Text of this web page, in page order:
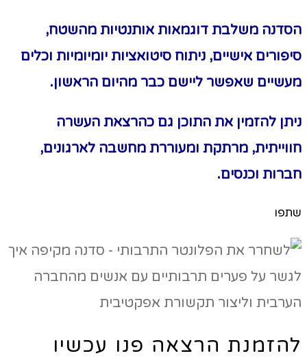
הסדנה משלבת דוגמאות אותנטיות מהשטח,
סיפורים אישיים, ניתוח סיטואציות יומיומיות וכלים
מעשיים שאפשר ליישם כבר מהיום הראשון.
ניתן להזמין את התוכן גם כהרצאת העשרה
חווייתית, מרתקת ומעוררת מחשבה לארגונים,
חברות וכנסים.
שתפו
להזמנת הרצאה פנו עכשיו